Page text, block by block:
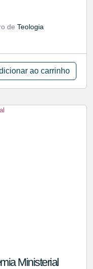
de Teologia
ao carrinho
Ministerial